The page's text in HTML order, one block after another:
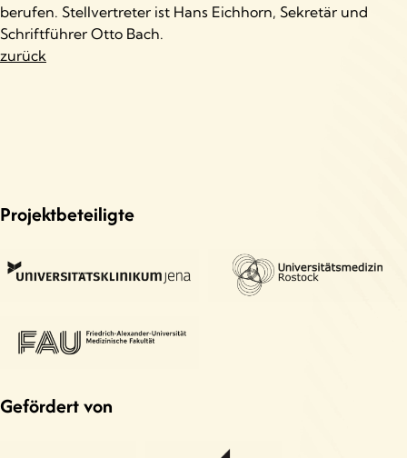
berufen. Stellvertreter ist Hans Eichhorn, Sekretär und
Schriftführer Otto Bach.
zurück
Projektbeteiligte
Gefördert von